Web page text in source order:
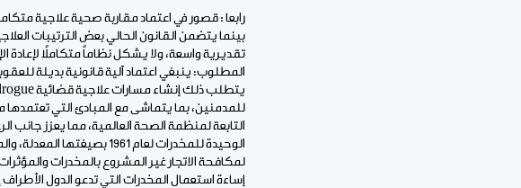
رابعا : قصور في اعتماد مقاربة صحية علاجية
تقديرية واسعة، ولا يشكل نظاماً متكاملاً لإعادة
المطلوب: ينبغي اعتماد آلية قانونية بديلة
إساءة استعمال المخدرات التي تدعو الدول